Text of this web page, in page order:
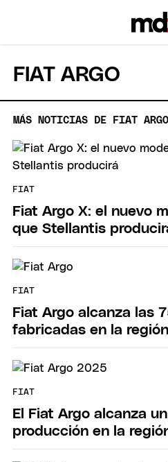
FIAT ARGO
MÁS NOTICIAS DE FIAT ARGO
FIAT
Fiat Argo X: el nuevo
que Stellantis
FIAT
Fiat Argo alcanza las
fabricadas en la región
FIAT
El Fiat Argo alcanza
producción en la